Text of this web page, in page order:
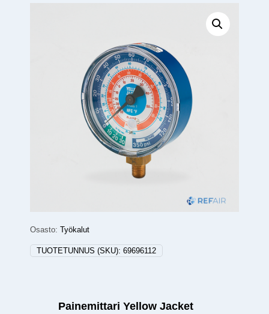
Osasto: Työkalut
TUOTETUNNUS (SKU): 69696112
Painemittari Yellow Jacket